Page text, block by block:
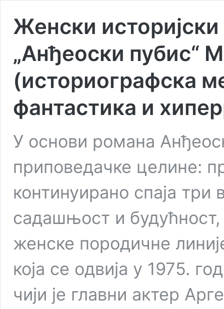
Женски историјски
„Анђеоски пубис“
(историографска
фантастика и
У основи романа
приповедачке целине:
континуирано спаја
садашњост и будућност,
женске породичне
која се одвија у 1975.
чији је главни актер